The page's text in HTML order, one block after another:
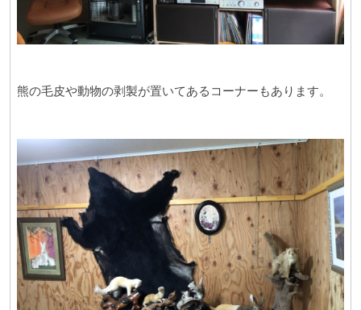
熊の毛皮や動物の剥製が置いてあるコーナーもあります。